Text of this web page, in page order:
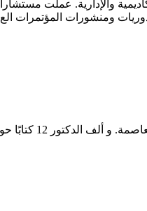
والإدارية. عملت
ومنشورات المؤتمرات
حول الشرق الأوسط....